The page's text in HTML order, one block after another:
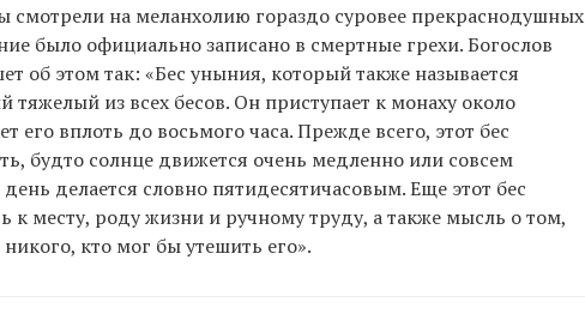
на меланхолию гораздо суровее прекраснодушных
было официально записано в смертные грехи. Богослов
об этом так: «Бес уныния, который также называется
тяжелый из всех бесов. Он приступает к монаху около
его вплоть до восьмого часа. Прежде всего, этот бес
будто солнце движется очень медленно или совсем
делается словно пятидесятичасовым. Еще этот бес
к месту, роду жизни и ручному труду, а также мысль о том,
кто мог бы утешить его».